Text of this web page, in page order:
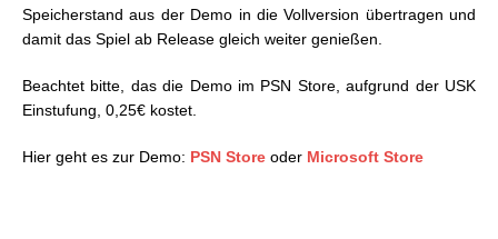
Speicherstand aus der Demo in die Vollversion übertragen und
damit das Spiel ab Release gleich weiter genießen.
Beachtet bitte, das die Demo im PSN Store, aufgrund der USK
Einstufung, 0,25€ kostet.
Hier geht es zur Demo: PSN Store oder Microsoft Store